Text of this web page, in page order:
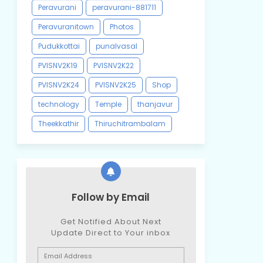
Peravurani
peravurani-881711
Peravuranitown
Photos
Pudukkottai
punalvasal
PVISNV2K19
PVISNV2K22
PVISNV2K24
PVISNV2K25
Shop
technology
Temple
thanjavur
Theekkathir
Thiruchitrambalam
Follow by Email
Get Notified About Next
Update Direct to Your inbox